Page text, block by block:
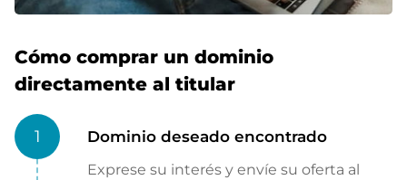
Cómo comprar un dominio
directamente al titular
1 Dominio deseado encontrado
Exprese su interés y envíe su oferta al